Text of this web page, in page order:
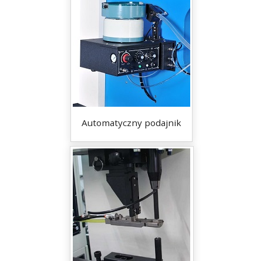
Automatyczny podajnik